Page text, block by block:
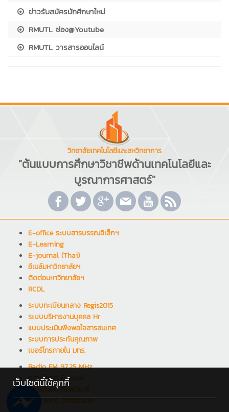
ข่าวรับสมัครนักศึกษาใหม่
RMUTL ช่อง@Youtube
RMUTL วารสารออนไลน์
วิทยาลัยเทคโนโลยีและสหวิทยาการ
"ต้นแบบการศึกษาวิชาชีพด้านเทคโนโลยีและ
บูรณาการศาสตร์"
E-office ระบบสารบรรณอิเล็กฯ
E-Learning
E-journal (Thai)
อีเมล์มหาวิทยาลัยฯ
ติดต่อมหาวิทยาลัยฯ
RCDL
ระบบทะเบียนกลาง Regis2015
ระบบบริหารงานบุคคล Hr
แบบประเมินพึงพอใจสารสนเทศ
ระบบการประกันคุณภาพ
เบอร์โทรภายใน มทร.
Radio FM 97.25 MHz
ดาวน์โหลด E-book
ดาวน์โหลด ซอฟต์แวร์
Reference Databases
เว็บไซต์นี้ใช้คุกกี้